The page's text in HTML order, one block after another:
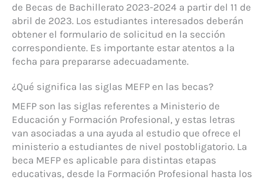
de Becas de Bachillerato 2023-2024 a partir del 11 de
abril de 2023. Los estudiantes interesados deberán
obtener el formulario de solicitud en la sección
correspondiente. Es importante estar atentos a la
fecha para prepararse adecuadamente.
¿Qué significa las siglas MEFP en las becas?
MEFP son las siglas referentes a Ministerio de
Educación y Formación Profesional, y estas letras
van asociadas a una ayuda al estudio que ofrece el
ministerio a estudiantes de nivel postobligatorio. La
beca MEFP es aplicable para distintas etapas
educativas, desde la Formación Profesional hasta los